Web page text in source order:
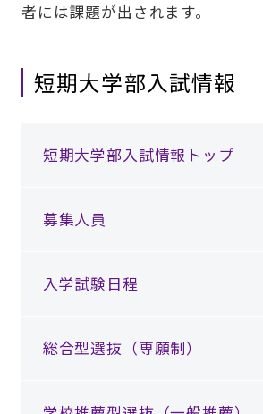
者には課題が出されます。
短期大学部入試情報
短期大学部入試情報トップ
募集人員
入学試験日程
総合型選抜（専願制）